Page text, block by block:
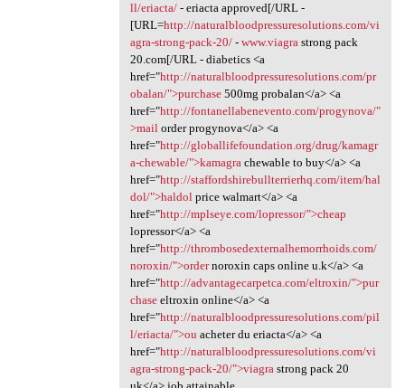
ll/eriacta/- eriacta approved[/URL -
[URL=http://naturalbloodpressuresolutions.com/vi
agra-strong-pack-20/- www.viagrastrong pack
20.com[/URL - diabetics <a
href="http://naturalbloodpressuresolutions.com/pr
obalan/">purchase500mg probalan</a> <a
href="http://fontanellabenevento.com/progynova/"
>mailorder progynova</a> <a
href="http://globallifefoundation.org/drug/kamagr
a-chewable/">kamagrachewable to buy</a> <a
href="http://staffordshirebullterrierhq.com/item/hal
dol/">haldolprice walmart</a> <a
href="http://mplseye.com/lopressor/">cheap
lopressor</a> <a
href="http://thrombosedexternalhemorrhoids.com/
noroxin/">ordernoroxin caps online u.k</a> <a
href="http://advantagecarpetca.com/eltroxin/">pur
chaseeltroxin online</a> <a
href="http://naturalbloodpressuresolutions.com/pil
l/eriacta/">ou acheter du eriacta</a> <a
href="http://naturalbloodpressuresolutions.com/vi
agra-strong-pack-20/">viagrastrong pack 20